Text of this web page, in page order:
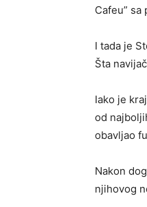
Cafeu”
I tada je
Šta
Iako je
od
obavljao
Nakon
njihovog